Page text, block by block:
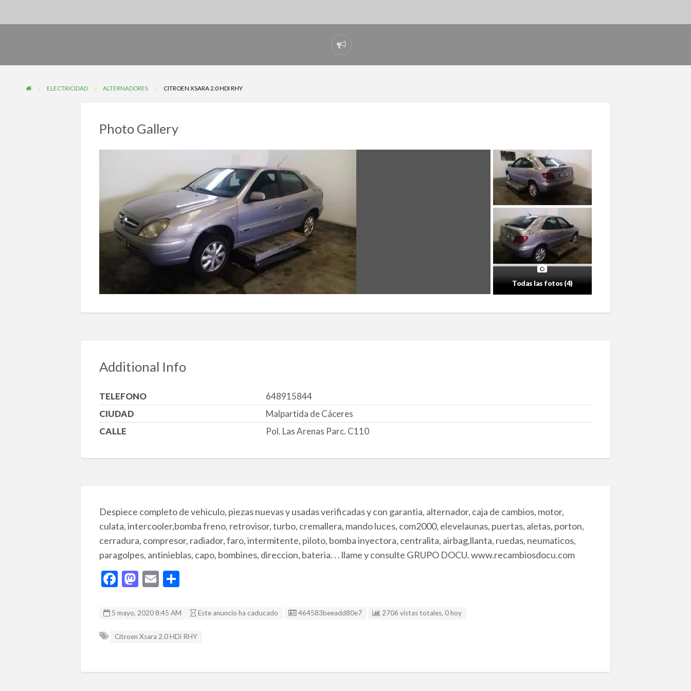
Reportar
problema
ELECTRICIDAD ALTERNADORES CITROEN XSARA 2.0 HDI RHY
Photo Gallery
Todas las fotos (4)
Additional Info
TELEFONO
648915844
CIUDAD
Malpartida de Cáceres
CALLE
Pol. Las Arenas Parc. C110
Despiece completo de vehiculo, piezas nuevas y usadas verificadas y con garantia, alternador, caja de cambios, motor,
culata, intercooler,bomba freno, retrovisor, turbo, cremallera, mando luces, com2000, elevelaunas, puertas, aletas, porton,
cerradura, compresor, radiador, faro, intermitente, piloto, bomba inyectora, centralita, airbag,llanta, ruedas, neumaticos,
paragolpes, antinieblas, capo, bombines, direccion, bateria. . . llame y consulte GRUPO DOCU. www.recambiosdocu.com
F
e
o
k
M
to
o
E
ai
C
m
ar
r
5 mayo, 2020 8:45 AM Este anuncio ha caducado Listing ID
464583beeadd80e7 2706 vistas totales, 0 hoy
Citroen Xsara 2.0 HDi RHY